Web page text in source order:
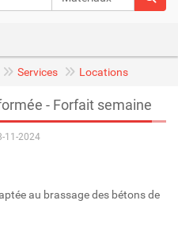
Services Locations
- Forfait semaine
11-2024
au brassage des bétons de